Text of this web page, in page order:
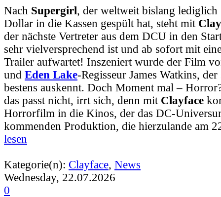
Nach Supergirl, der weltweit bislang
Dollar in die Kassen gespült hat, steht mit
der nächste Vertreter aus dem DCU in den
sehr vielversprechend ist und ab sofort mit
Trailer aufwartet! Inszeniert wurde der Film
und Eden Lake-Regisseur James Watkins,
bestens auskennt. Doch Moment mal –
das passt nicht, irrt sich, denn mit Clayface
Horrorfilm in die Kinos, der das DC-
kommenden Produktion, die hierzulande am
lesen
Kategorie(n): Clayface, News
Wednesday, 22.07.2026
0